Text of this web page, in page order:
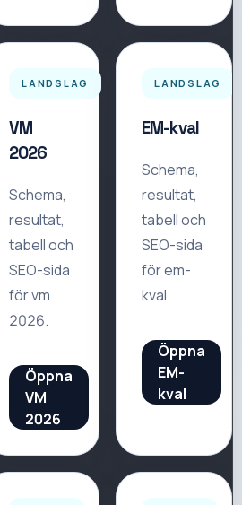
LANDSLAG
VM
2026
Schema,
resultat,
tabell och
SEO-sida
förvm
2026.
Öppna
VM
2026
LANDSLAG
EM-kval
Schema,
resultat,
tabell och
SEO-sida
förem-
kval.
Öppna
EM-
kval